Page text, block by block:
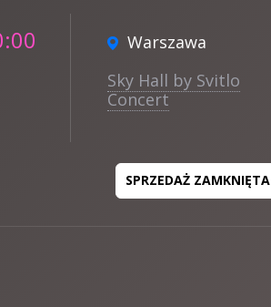
Warszawa
Sky Hall by Svitlo
Concert
SPRZEDAŻ ZAMKNIĘTA